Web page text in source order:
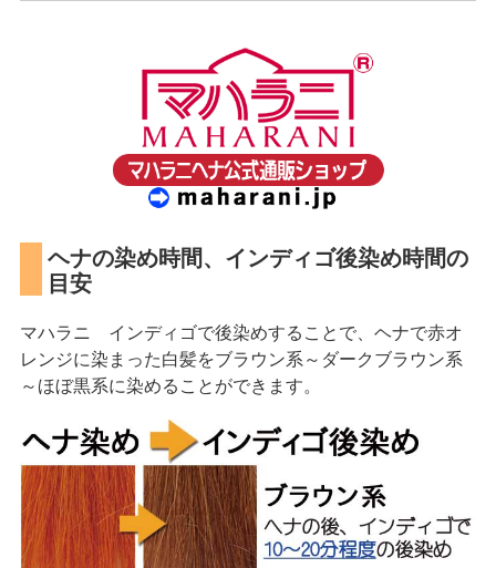
ヘナの染め時間、インディゴ後染め時間の
目安
マハラニ インディゴで後染めすることで、ヘナで赤オ
レンジに染まった白髪をブラウン系～ダークブラウン系
～ほぼ黒系に染めることができます。